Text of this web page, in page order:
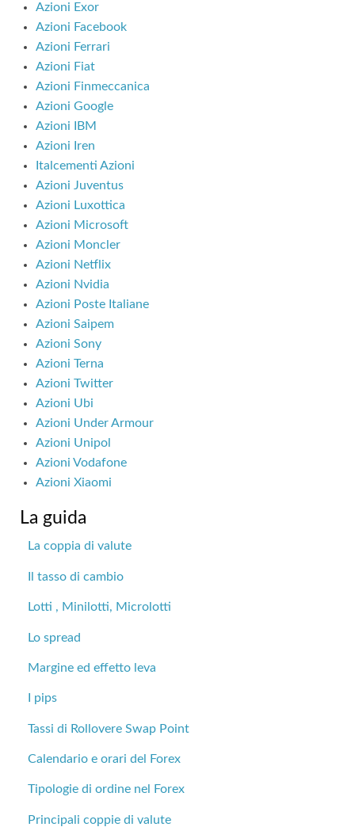
Azioni Exor
Azioni Facebook
Azioni Ferrari
Azioni Fiat
Azioni Finmeccanica
Azioni Google
Azioni IBM
Azioni Iren
Italcementi Azioni
Azioni Juventus
Azioni Luxottica
Azioni Microsoft
Azioni Moncler
Azioni Netflix
Azioni Nvidia
Azioni Poste Italiane
Azioni Saipem
Azioni Sony
Azioni Terna
Azioni Twitter
Azioni Ubi
Azioni Under Armour
Azioni Unipol
Azioni Vodafone
Azioni Xiaomi
La guida
La coppia di valute
Il tasso di cambio
Lotti , Minilotti, Microlotti
Lo spread
Margine ed effetto leva
I pips
Tassi di Rollovere Swap Point
Calendario e orari del Forex
Tipologie di ordine nel Forex
Principali coppie di valute